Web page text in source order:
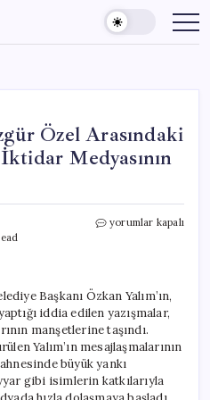
Özel Arasındaki
Medyasının
Özkan
Arasındaki
İddialı
Yazışmalar
İktidar
Medyasının
Gündeminde
için
yorumlar kapalı
Başkanı Özkan Yalım’ın,
iddia edilen yazışmalar,
manşetlerine taşındı.
Yalım’ın mesajlaşmalarının
büyük yankı
gibi isimlerin katkılarıyla